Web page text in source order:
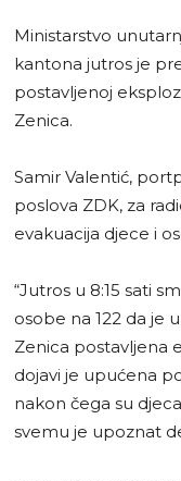
Ministarstvo
kantona jutros je
postavljenoj
Zenica.
Samir Valentić,
poslova ZDK, za
evakuacija djece i
“Jutros u 8:15 sati
osobe na 122 da je u
Zenica postavljena
dojavi je upućena
nakon čega su
svemu je upoznat